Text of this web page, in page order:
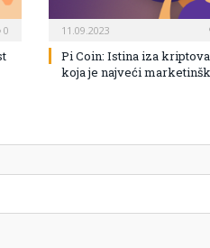
0 11.09.2023
Pi Coin: Istina iza
koja je najveći